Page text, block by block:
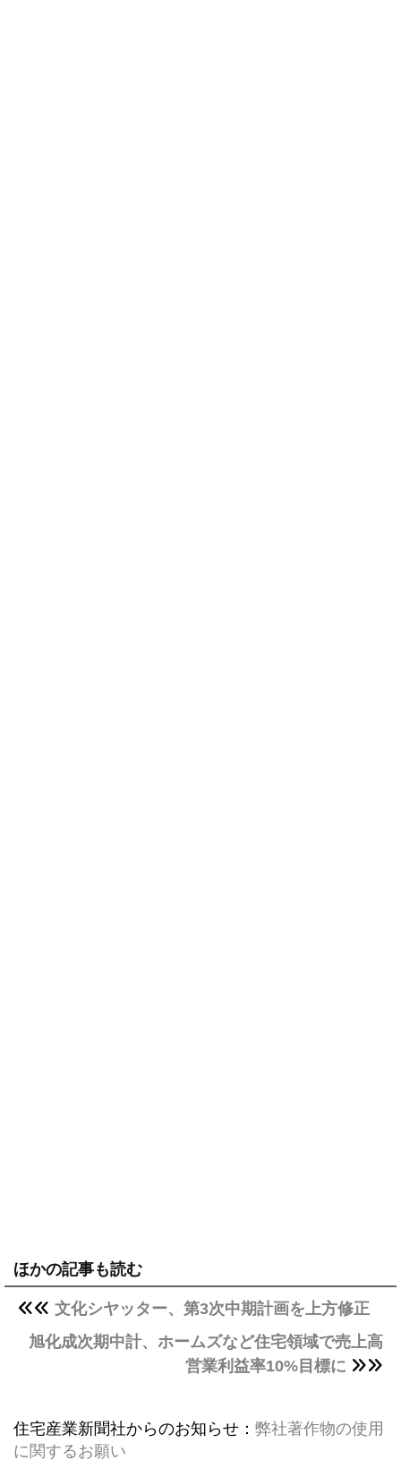
ほかの記事も読む
文化シヤッター、第3次中期計画を上方修正
旭化成次期中計、ホームズなど住宅領域で売上高
営業利益率10%目標に
住宅産業新聞社からのお知らせ： 弊社著作物の使用
に関するお願い